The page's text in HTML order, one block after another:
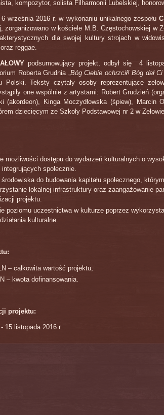
kompozytor, solista Filharmonii Lubelskiej,
września 2016 r. w wykonaniu unikalnego zespołu
zorganizowano w kościele M.B. Częstochowskiej w
dla swojej kultury strojach w
reggae.
podsumowujący projekt, odbył się 4
Roberta Grudnia „Bóg Ciebie ochrzcił! Bóg dał Ci
Polski. Teksty czytały osoby reprezentujące
one wspólnie z artystami: Robert Grudzień
(akordeon), Kinga Moczydłowska (śpiew), Marcin
dziecięcym ze Szkoły Podstawowej nr 2 w
możliwości dostępu do wydarzeń kulturalnych o
społecznie.
do budowania kapitału społecznego,
lokalnej infrastruktury oraz zaangażowanie
projektu.
poziomu uczestnictwa w kulturze poprzez
kulturalne.
– całkowita wartość projektu,
– kwota dofinansowania.
projektu:
15 listopada 2016 r.